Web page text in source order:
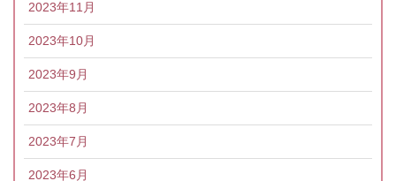
2023年11月
2023年10月
2023年9月
2023年8月
2023年7月
2023年6月